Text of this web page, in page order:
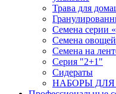
Трава для
Семена серии
Семена
Семена на
Серия "2+1"
Сидераты
НАБОРЫ